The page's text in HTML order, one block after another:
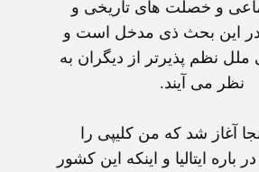
و خصلت های تاريخی و
اين بحث ذی مدخل است و
ملل نظم پذيرتر از ديگران به
نظر می آيند.
آغاز شد که من کليپی را
ايتاليا و اينکه اين کشور